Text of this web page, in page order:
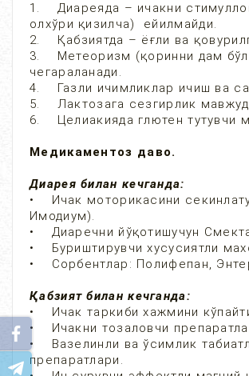
1. Диареяда – ичакни
олхўри қизилча) ейилмайди.
2. Қабзиятда – ёғли ва
3. Метеоризм (қоринни дам
чегараланади.
4. Газли ичимликлар ичиш ва
5. Лактозага сезгирлик мавжуд
6. Целиакияда глютен тутувчи
Медикаментоз даво.
Диарея билан кечганда:
• Ичак моторикасини
Имодиум).
• Диаречни йўқотишучун
• Буриштирувчи хусусиятли
• Сорбентлар: Полифепан,
Қабзият билан кечганда:
• Ичак таркиби хажмини
• Ичакни тозаловчи
• Вазелинли ва ўсимлик
препаратлари.